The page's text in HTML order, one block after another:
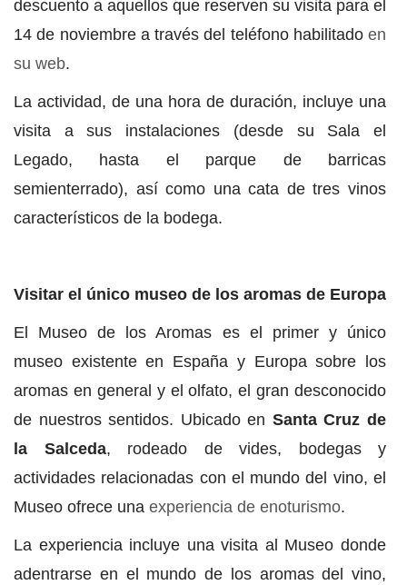
descuento a aquellos que reserven su visita para el
14 de noviembre a través del teléfono habilitadoen
su web.
La actividad, de una hora de duración, incluye una
visita a sus instalaciones (desde su Sala el
Legado, hasta el parque de barricas
semienterrado), así como una cata de tres vinos
característicos de la bodega.
Visitar el único museo de los aromas de Europa
El Museo de los Aromas es el primer y único
museo existente en España y Europa sobre los
aromas en general y el olfato, el gran desconocido
de nuestros sentidos. Ubicado en Santa Cruz de
la Salceda, rodeado de vides, bodegas y
actividades relacionadas con el mundo del vino, el
Museo ofrece una experiencia de enoturismo.
La experiencia incluye una visita al Museo donde
adentrarse en el mundo de los aromas del vino,